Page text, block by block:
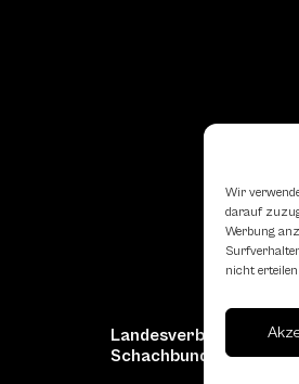
Wir
darauf
Werbung
nicht
Landesverband
Schachbundes